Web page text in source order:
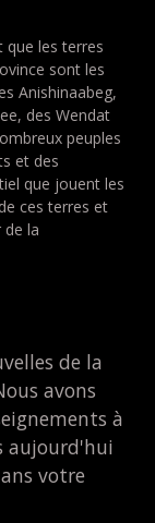
que les terres
sont les
Anishinaabeg,
des Wendat
peuples
et des
que jouent les
ces terres et
la
de la
avons
à
aujourd'hui
votre